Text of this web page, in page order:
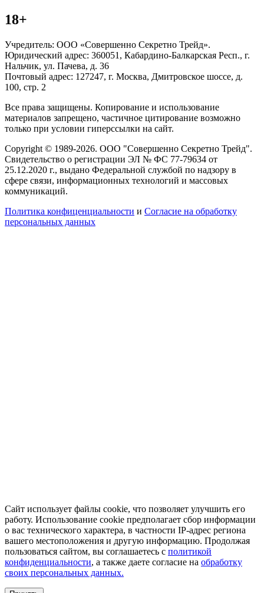
18+
Учредитель: ООО «Совершенно Секретно Трейд».
Юридический адрес: 360051, Кабардино-Балкарская Респ., г.
Нальчик, ул. Пачева, д. 36
Почтовый адрес: 127247, г. Москва, Дмитровское шоссе, д.
100, стр. 2
Все права защищены. Копирование и использование
материалов запрещено, частичное цитирование возможно
только при условии гиперссылки на сайт.
Copyright © 1989-2026. ООО "Совершенно Секретно Трейд".
Свидетельство о регистрации ЭЛ № ФС 77-79634 от
25.12.2020 г., выдано Федеральной службой по надзору в
сфере связи, информационных технологий и массовых
коммуникаций.
Политика конфиценциальности и Согласие на обработку
персональных данных
Сайт использует файлы cookie, что позволяет улучшить его
работу. Использование cookie предполагает сбор информации
о вас технического характера, в частности IP-адрес региона
вашего местоположения и другую информацию. Продолжая
пользоваться сайтом, вы соглашаетесь с политикой
конфиденциальности, а также даете согласие на обработку
своих персональных данных.